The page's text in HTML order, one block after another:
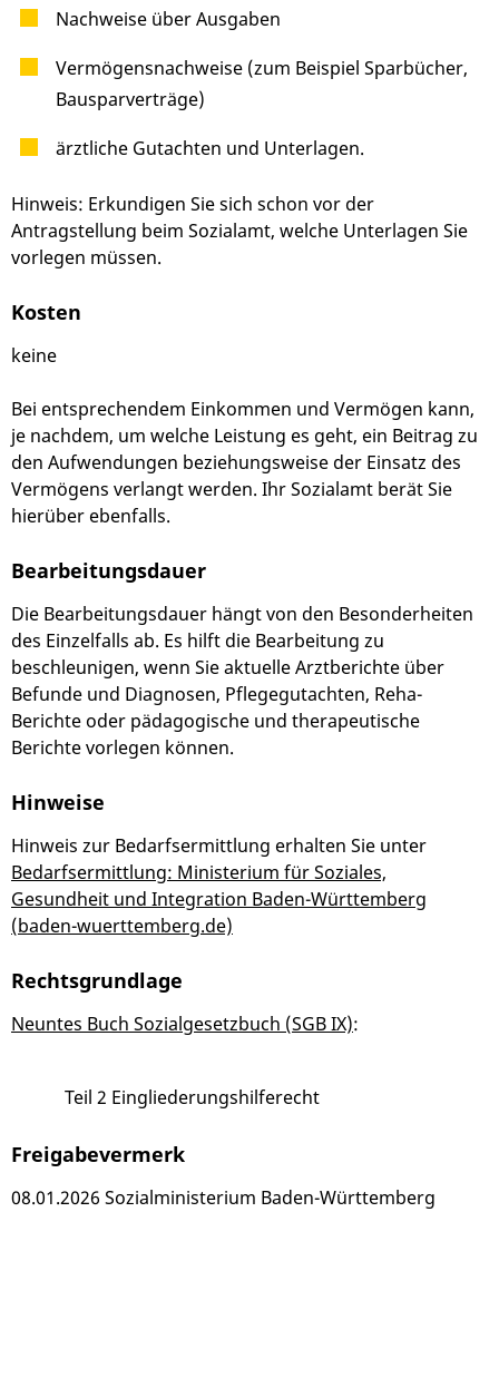
Nachweise über Ausgaben
Vermögensnachweise (zum Beispiel Sparbücher,
Bausparverträge)
ärztliche Gutachten und Unterlagen.
Hinweis: Erkundigen Sie sich schon vor der
Antragstellung beim Sozialamt, welche Unterlagen Sie
vorlegen müssen.
Kosten
keine
Bei entsprechendem Einkommen und Vermögen kann,
je nachdem, um welche Leistung es geht, ein Beitrag zu
den Aufwendungen beziehungsweise der Einsatz des
Vermögens verlangt werden. Ihr Sozialamt berät Sie
hierüber ebenfalls.
Bearbeitungsdauer
Die Bearbeitungsdauer hängt von den Besonderheiten
des Einzelfalls ab. Es hilft die Bearbeitung zu
beschleunigen, wenn Sie aktuelle Arztberichte über
Befunde und Diagnosen, Pflegegutachten, Reha-
Berichte oder pädagogische und therapeutische
Berichte vorlegen können.
Hinweise
Hinweis zur Bedarfsermittlung erhalten Sie unter
Bedarfsermittlung: Ministerium für Soziales,
Gesundheit und Integration Baden-Württemberg
(baden-wuerttemberg.de)
Rechtsgrundlage
Neuntes Buch Sozialgesetzbuch (SGB IX):
Teil 2 Eingliederungshilferecht
Freigabevermerk
08.01.2026 Sozialministerium Baden-Württemberg